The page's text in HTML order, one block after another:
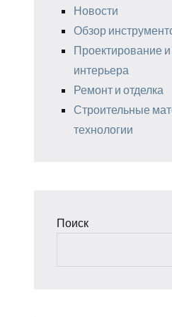
Новости
Обзор
Проектирование
интерьера
Ремонт и отделка
Строительные
технологии
Поиск